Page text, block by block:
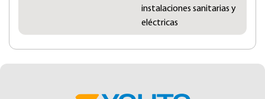
instalaciones sanitarias y
eléctricas